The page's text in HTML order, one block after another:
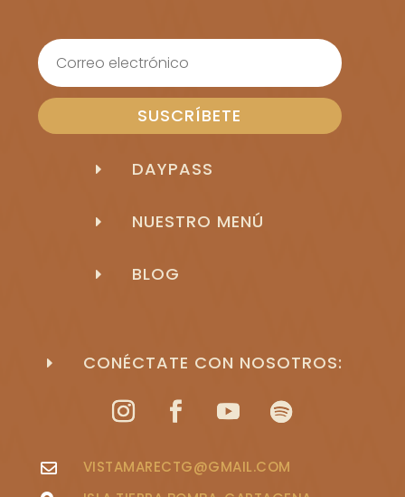
SUSCRÍBETE
E DAYPASS
E NUESTRO MENÚ
E BLOG
E CONÉCTATE CON NOSOTROS:
 VISTAMARECTG@GMAIL.COM